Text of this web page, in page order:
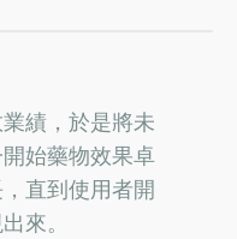
績，於是將未
始藥物效果卓
直到使用者開
來。